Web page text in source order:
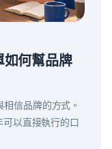
如何幫品牌
信品牌的方式。
以直接執行的口